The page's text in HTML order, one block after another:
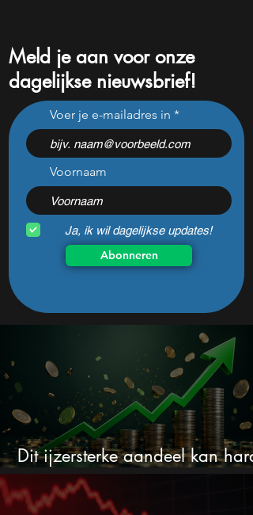
Deze 2 ijzersterke
dividendaandelen behoren
nu tot de favorieten van
analisten
Meld je aan voor onze
dagelijkse nieuwsbrief!
Voer je e-mailadres in
Voornaam
Ja, ik wil dagelijkse updates!
Abonneren
Dit ijzersterke aandeel kan hard
stijgen maar bijna niemand kijkt